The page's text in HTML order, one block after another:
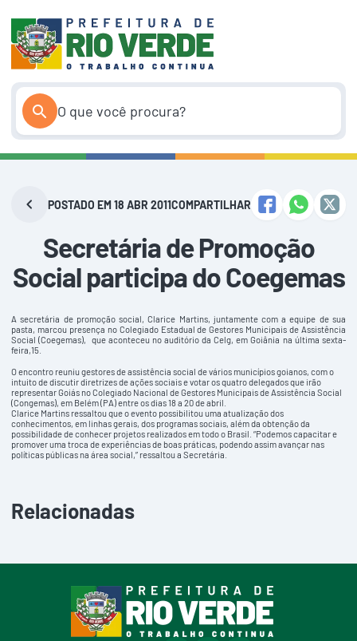
conteúdo
POSTADO EM 18 ABR 2011COMPARTILHAR
Secretária de Promoção
Social participa do Coegemas
A secretária de promoção social, Clarice Martins, juntamente com a equipe de sua
pasta, marcou presença no Colegiado Estadual de Gestores Municipais de Assistência
Social (Coegemas), que aconteceu no auditório da Celg, em Goiânia na última sexta-
feira,15.
O encontro reuniu gestores de assistência social de vários municípios goianos, com o
intuito de discutir diretrizes de ações sociais e votar os quatro delegados que irão
representar Goiás no Colegiado Nacional de Gestores Municipais de Assistência Social
(Congemas), em Belém (PA) entre os dias 18 a 20 de abril.
Clarice Martins ressaltou que o evento possibilitou uma atualização dos
conhecimentos, em linhas gerais, dos programas sociais, além da obtenção da
possibilidade de conhecer projetos realizados em todo o Brasil. “Podemos capacitar e
promover uma troca de experiências de boas práticas, podendo assim avançar nas
políticas públicas na área social,” ressaltou a Secretária.
Relacionadas